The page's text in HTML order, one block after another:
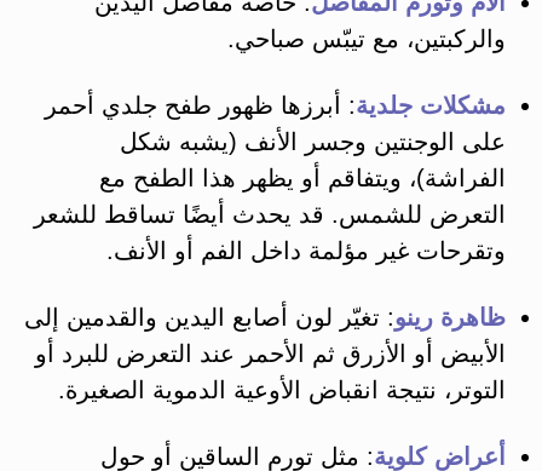
والركبتين، مع تيبّس صباحي​.
مشكلات جلدية: أبرزها ظهور طفح جلدي أحمر
على الوجنتين وجسر الأنف (يشبه شكل
الفراشة)، ويتفاقم أو يظهر هذا الطفح مع
التعرض للشمس. قد يحدث أيضًا تساقط للشعر
وتقرحات غير مؤلمة داخل الفم أو الأنف​.
ظاهرة رينو: تغيّر لون أصابع اليدين والقدمين إلى
الأبيض أو الأزرق ثم الأحمر عند التعرض للبرد أو
التوتر، نتيجة انقباض الأوعية الدموية الصغيرة.
أعراض كلوية: مثل تورم الساقين أو حول